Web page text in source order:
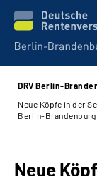
Aktuelles
DRV Berlin-
Neue Köpfe in der
Berlin-Brandenburg
Neue